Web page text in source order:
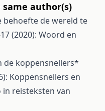
author(s)
behoefte de wereld te
(2020): Woord en
de koppensnellers*
Koppensnellers en
reisteksten van